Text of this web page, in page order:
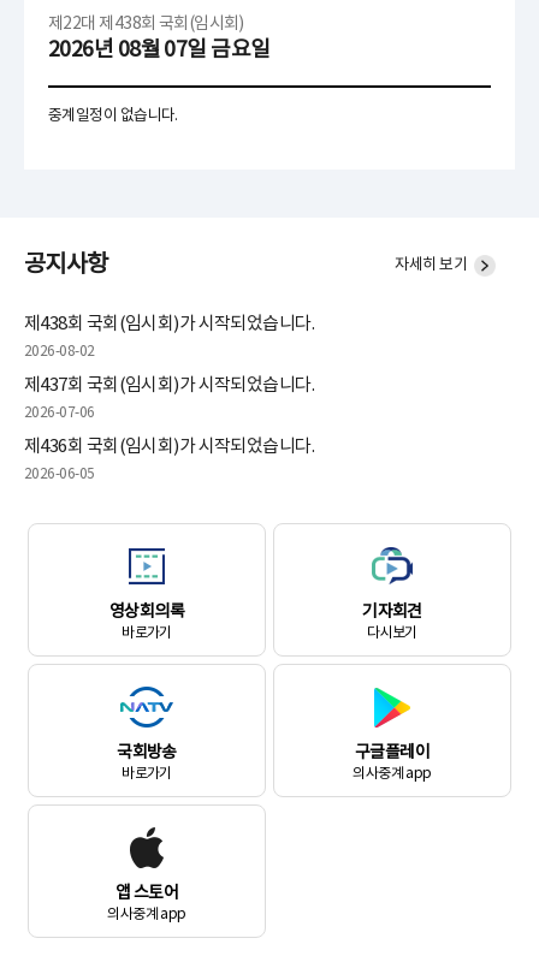
제22대 제438회 국회(임시회)
2026년 08월 07일 금요일
중계일정이 없습니다.
공지사항
제438회 국회(임시회)가 시작되었습니다.
2026-08-02
제437회 국회(임시회)가 시작되었습니다.
2026-07-06
제436회 국회(임시회)가 시작되었습니다.
2026-06-05
자세히 보기
영상회의록
바로가기
기자회견
다시보기
국회방송
바로가기
구글플레이
의사중계 app
앱 스토어
의사중계 app